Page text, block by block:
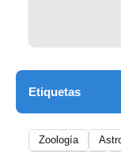
Etiquetas
Zoología